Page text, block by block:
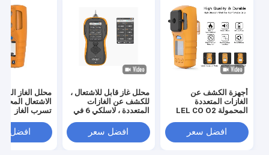
أجهزة الكشف عن
الغازات المتعددة
المحمولة LEL CO O2
FCC ISO9001
افضل سعر
محلل غاز قابل للاشتعال ،
للكشف عن الغازات
المتعددة ، لاسلكي 6 في
افضل سعر
محلل الغاز
الاشتعال
تسرب الغاز
افضل